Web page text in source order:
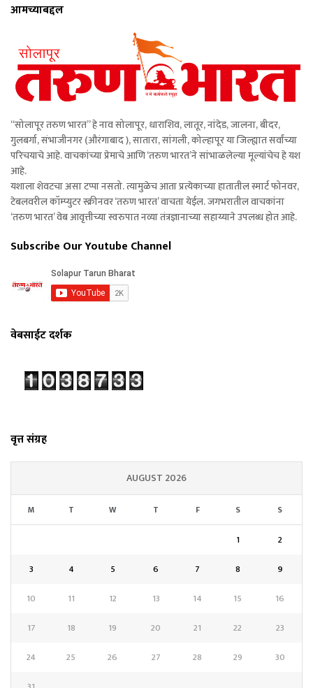
आमच्याबद्दल
“सोलापूर तरुण भारत” हे नाव सोलापूर, धाराशिव, लातूर, नांदेड, जालना, बीदर,
गुलबर्गा, संभाजीनगर (औरंगाबाद ), सातारा, सांगली, कोल्हापूर या जिल्ह्यात सर्वांच्या
परिचयाचे आहे. वाचकांच्या प्रेमाचे आणि ‘तरुण भारत’ने सांभाळलेल्या मूल्यांचेच हे यश
आहे.
यशाला शेवटचा असा टप्पा नसतो. त्यामुळेच आता प्रत्येकाच्या हातातील स्मार्ट फोनवर,
टेबलवरील कॉम्प्युटर स्क्रीनवर ‘तरुण भारत’ वाचता येईल. जगभरातील वाचकांना
‘तरुण भारत’ वेब आवृत्तीच्या स्वरुपात नव्या तंत्रज्ञानाच्या सहाय्याने उपलब्ध होत आहे.
Subscribe Our Youtube Channel
वेबसाईट दर्शक
वृत्त संग्रह
AUGUST 2026
M T W T F S S
1
2
3
4 5 6 7 8
9
10
11 12 13 14 15
16
17
18 19 20 21 22
23
24
25 26 27 28 29
30